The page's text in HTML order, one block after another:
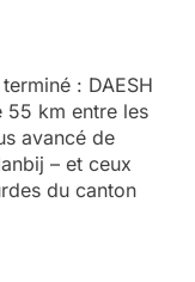
: DAESH
55 km entre les
avancé de
– et ceux
du canton